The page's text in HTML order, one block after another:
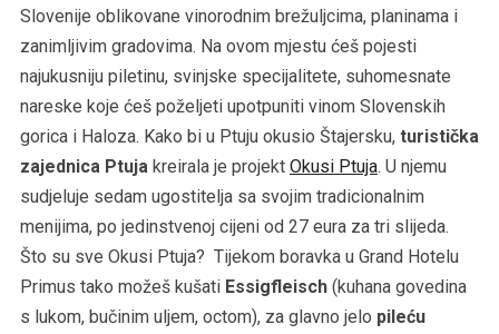
Slovenije oblikovane vinorodnim brežuljcima, planinama i
zanimljivim gradovima. Na ovom mjestu ćeš pojesti
najukusniju piletinu, svinjske specijalitete, suhomesnate
nareske koje ćeš poželjeti upotpuniti vinom Slovenskih
gorica i Haloza. Kako bi u Ptuju okusio Štajersku, turistička
zajednica Ptuja kreirala je projekt Okusi Ptuja. U njemu
sudjeluje sedam ugostitelja sa svojim tradicionalnim
menijima, po jedinstvenoj cijeni od 27 eura za tri slijeda.
Što su sve Okusi Ptuja? Tijekom boravka u Grand Hotelu
Primus tako možeš kušati Essigfleisch(kuhana govedina
s lukom, bučinim uljem, octom), za glavno jelo pileću